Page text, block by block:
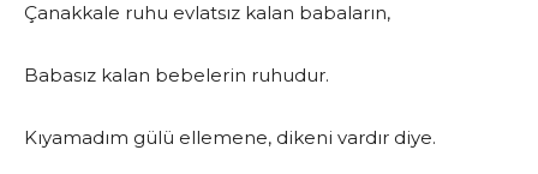
Çanakkale ruhu evlatsız kalan babaların,
Babasız kalan bebelerin ruhudur.
Kıyamadım gülü ellemene, dikeni vardır diye.